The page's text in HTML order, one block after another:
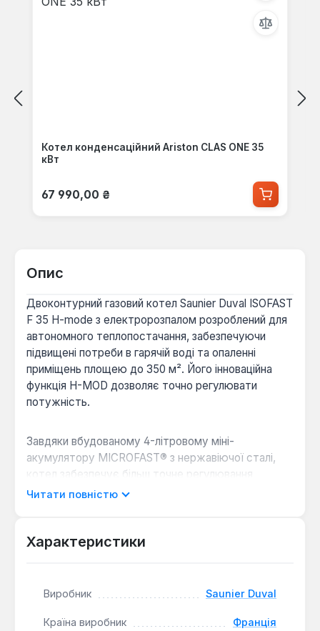
Котел конденсаційний Ariston CLAS ONE 35
кВт
Звичайна ціна:
67 990,00 ₴
Опис
Двоконтурний газовий котел Saunier Duval ISOFAST
F 35 H-mode з електророзпалом розроблений для
автономного теплопостачання, забезпечуючи
підвищені потреби в гарячій воді та опаленні
приміщень площею до 350 м². Його інноваційна
функція H-MOD дозволяє точно регулювати
потужність.
Завдяки вбудованому 4-літровому міні-
акумулятору MICROFAST® з нержавіючої сталі,
котел забезпечує більш точне регулювання
температури гарячої води та скорочує час
кімнатним терморегулятором та тижневою
широкий діапазон модуляції потужності (від 5.8 до
навантаженнях, зменшує кількість циклів
Читати повністю
Характеристики
Виробник Saunier Duval
Країна виробник Франція